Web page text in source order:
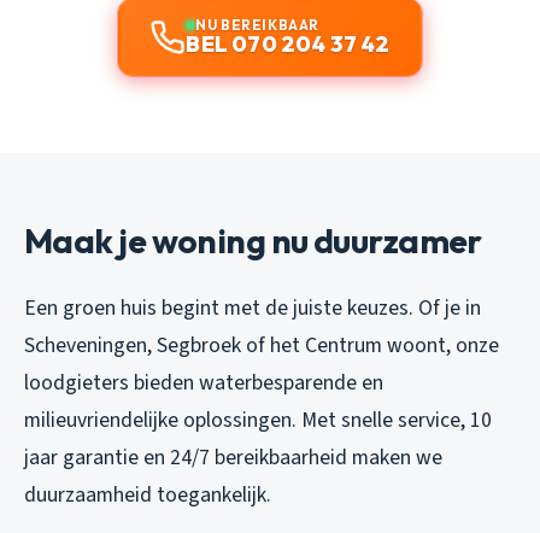
NU BEREIKBAAR
BEL 070 204 37 42
Maak je woning nu duurzamer
Een groen huis begint met de juiste keuzes. Of je in
Scheveningen, Segbroek of het Centrum woont, onze
loodgieters bieden waterbesparende en
milieuvriendelijke oplossingen. Met snelle service, 10
jaar garantie en 24/7 bereikbaarheid maken we
duurzaamheid toegankelijk.